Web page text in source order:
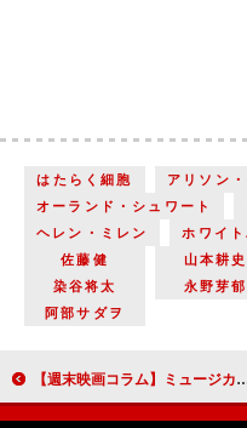
はたらく細胞
アリソン
オーランド・シュワート
ヘレン・ミレン
ホワイ
佐藤健
山本耕史
染谷将太
永野芽郁
阿部サダヲ
【週末映画コラム】ミュージカルアニメの続編『モアナと伝説の海2』／人気シリーズの完結編『劇場版ドクターX』